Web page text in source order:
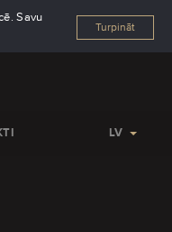
Savu
Turpināt
LV